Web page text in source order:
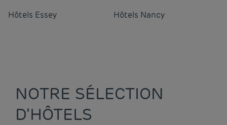
Hôtels Essey Hôtels Nancy
NOTRE SÉLECTION
D'HÔTELS